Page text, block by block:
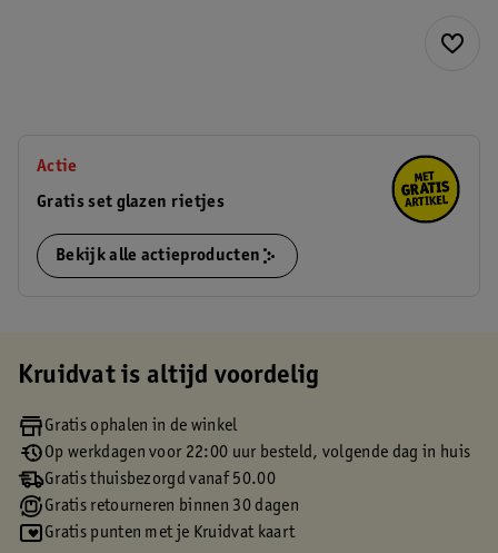
Actie
Gratis set glazen rietjes
Bekijk alle actieproducten
Kruidvat is altijd voordelig
Gratis ophalen in de winkel
Op werkdagen voor 22:00 uur besteld, volgende dag in huis
Gratis thuisbezorgd vanaf 50.00
Gratis retourneren binnen 30 dagen
Gratis punten met je Kruidvat kaart